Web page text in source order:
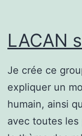
LACAN
Je crée ce
expliquer un
humain, ainsi
avec toutes les